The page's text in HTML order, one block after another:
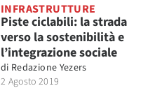
INFRASTRUTTURE
Piste ciclabili: la strada
verso la sostenibilità e
l’integrazione sociale
di Redazione Yezers
2 Agosto 2019